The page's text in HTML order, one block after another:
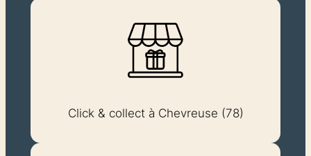
Click & collect à Chevreuse (78)